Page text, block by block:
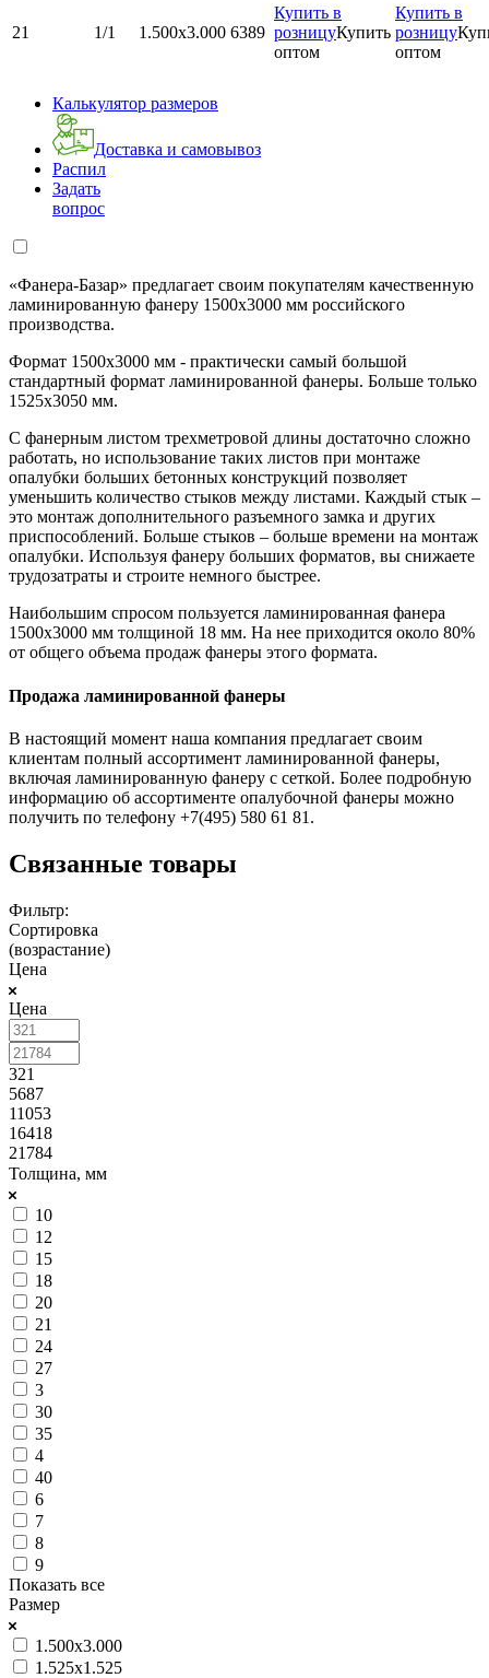
21 1/1 1.500x3.000 6389
Купить в
розницуКупить
оптом
Купить в
розницу
оптом
Калькулятор размеров
Доставка и самовывоз
Распил
Задать
вопрос
«Фанера-Базар» предлагает своим покупателям качественную
ламинированную фанеру 1500х3000 мм российского
производства.
Формат 1500х3000 мм - практически самый большой
стандартный формат ламинированной фанеры. Больше только
1525х3050 мм.
С фанерным листом трехметровой длины достаточно сложно
работать, но использование таких листов при монтаже
опалубки больших бетонных конструкций позволяет
уменьшить количество стыков между листами. Каждый стык –
это монтаж дополнительного разъемного замка и других
приспособлений. Больше стыков – больше времени на монтаж
опалубки. Используя фанеру больших форматов, вы снижаете
трудозатраты и строите немного быстрее.
Наибольшим спросом пользуется ламинированная фанера
1500х3000 мм толщиной 18 мм. На нее приходится около 80%
от общего объема продаж фанеры этого формата.
Продажа ламинированной фанеры
В настоящий момент наша компания предлагает своим
клиентам полный ассортимент ламинированной фанеры,
включая ламинированную фанеру с сеткой. Более подробную
информацию об ассортименте опалубочной фанеры можно
получить по телефону +7(495) 580 61 81.
Связанные товары
Фильтр:
Сортировка
(возрастание)
Цена
Цена
321
5687
11053
16418
21784
Толщина, мм
10
12
15
18
20
21
24
27
3
30
35
4
40
6
7
8
9
Показать все
Размер
1.500x3.000
1.525х1.525